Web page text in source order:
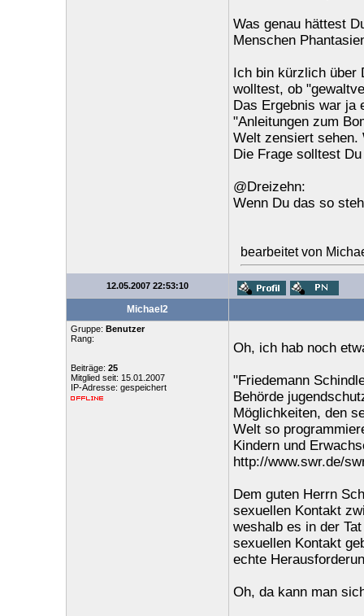
Was genau hättest
Menschen
Ich bin kürzlich über
wolltest, ob
Das Ergebnis war ja
"Anleitungen zum
Welt zensiert sehen.
Die Frage solltest
@Dreizehn:
Wenn Du das so
bearbeitet von
12.05.2007 22:53:10
Michael2
Gruppe: Benutzer
Rang:
Beiträge: 25
Mitglied seit: 15.01.2007
IP-Adresse: gespeichert
Oh, ich hab noch
"Friedemann
Behörde
Möglichkeiten, den
Welt so
Kindern und
http://www.swr.de/
Dem guten Herrn
sexuellen Kontakt
weshalb es in der
sexuellen Kontakt
echte
Oh, da kann man